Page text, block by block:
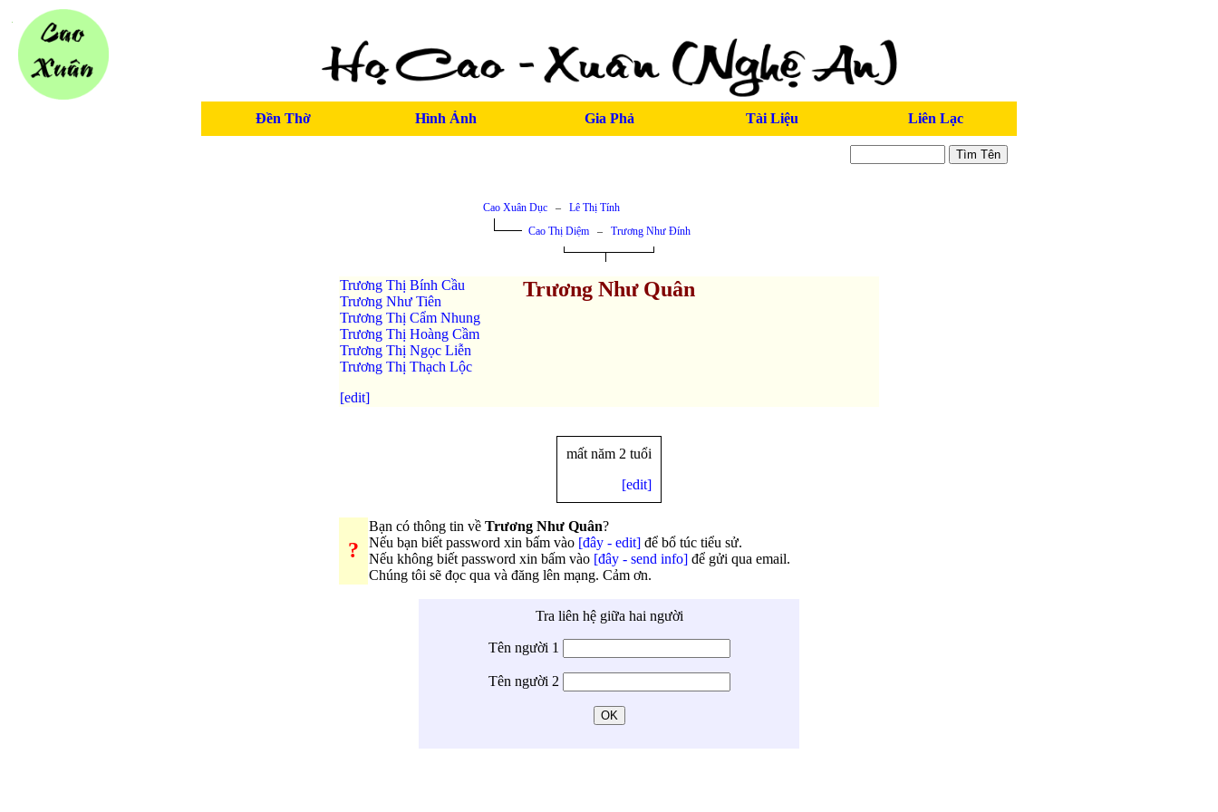
Đền Thờ Hình Ảnh Gia Phả Tài Liệu Liên Lạc
Cao Xuân Dục– Lê Thị Tính
Cao Thị Diệm– Trương Như Đính
Trương Thị Bính Cầu
Trương Như Tiên
Trương Thị Cẩm Nhung
Trương Thị Hoàng Cầm
Trương Thị Ngọc Liễn
Trương Thị Thạch Lộc
[edit]
Trương Như Quân
mất năm 2 tuổi
[edit]
?
Bạn có thông tin về Trương Như Quân?
Nếu bạn biết password xin bấm vào [đây - edit] để bổ túc tiểu sử.
Nếu không biết password xin bấm vào [đây - send info] để gửi qua email.
Chúng tôi sẽ đọc qua và đăng lên mạng. Cảm ơn.
Tra liên hệ giữa hai người
Tên người 1
Tên người 2